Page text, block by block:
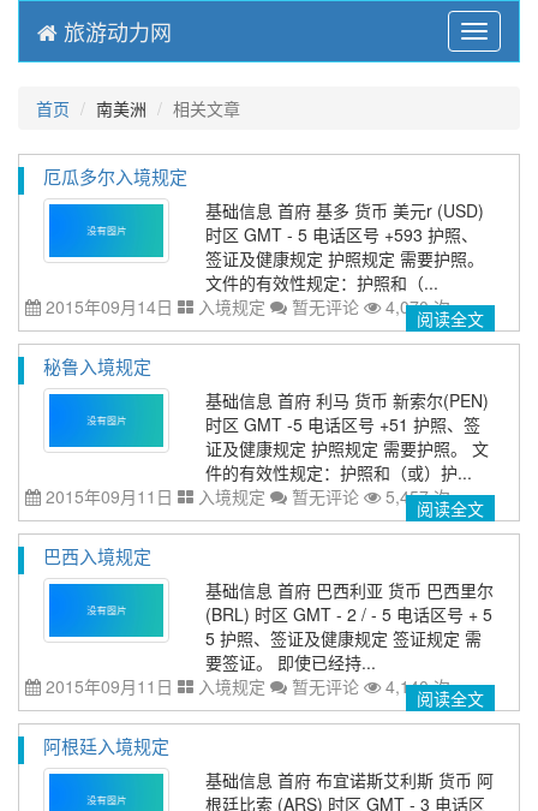
Menu
旅游动力网
首页 南美洲 相关文章
厄瓜多尔入境规定
基础信息 首府 基多 货币 美元r (USD)
时区 GMT - 5 电话区号 +593 护照、
签证及健康规定 护照规定 需要护照。
文件的有效性规定：护照和（...
2015年09月14日
入境规定 暂无评论 4,070 次阅读全文
秘鲁入境规定
基础信息 首府 利马 货币 新索尔(PEN)
时区 GMT -5 电话区号 +51 护照、签
证及健康规定 护照规定 需要护照。 文
件的有效性规定：护照和（或）护...
2015年09月11日
入境规定 暂无评论 5,457 次阅读全文
巴西入境规定
基础信息 首府 巴西利亚 货币 巴西里尔
(BRL) 时区 GMT - 2 / - 5 电话区号 + 5
5 护照、签证及健康规定 签证规定 需
要签证。 即使已经持...
2015年09月11日
入境规定 暂无评论 4,140 次阅读全文
阿根廷入境规定
基础信息 首府 布宜诺斯艾利斯 货币 阿
根廷比索 (ARS) 时区 GMT - 3 电话区